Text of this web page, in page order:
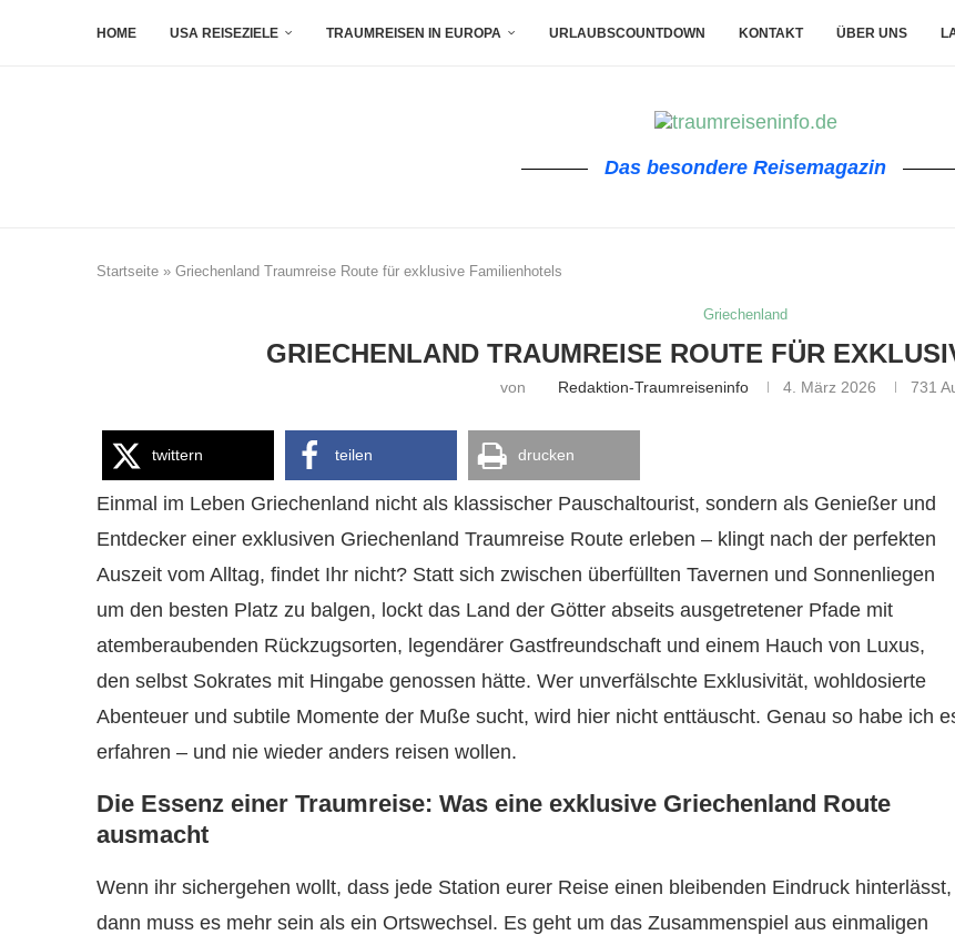
HOME USA REISEZIELE TRAUMREISEN IN EUROPA URLAUBSCOUNTDOWN KONTAKT ÜBER UNS
Das besondere Reisemagazin
Startseite » Griechenland Traumreise Route für exklusive Familienhotels
Griechenland
GRIECHENLAND TRAUMREISE ROUTE FÜR
von Redaktion-Traumreiseninfo 4. März 2026 731
twittern teilen drucken
Einmal im Leben Griechenland nicht als klassischer Pauschaltourist, sondern als Genießer und
Entdecker einer exklusiven Griechenland Traumreise Route erleben – klingt nach der perfekten
Auszeit vom Alltag, findet Ihr nicht? Statt sich zwischen überfüllten Tavernen und Sonnenliegen
um den besten Platz zu balgen, lockt das Land der Götter abseits ausgetretener Pfade mit
atemberaubenden Rückzugsorten, legendärer Gastfreundschaft und einem Hauch von Luxus,
den selbst Sokrates mit Hingabe genossen hätte. Wer unverfälschte Exklusivität, wohldosierte
Abenteuer und subtile Momente der Muße sucht, wird hier nicht enttäuscht. Genau so habe ich
erfahren – und nie wieder anders reisen wollen.
Die Essenz einer Traumreise: Was eine exklusive Griechenland Route
ausmacht
Wenn ihr sichergehen wollt, dass jede Station eurer Reise einen bleibenden Eindruck hinterlässt,
dann muss es mehr sein als ein Ortswechsel. Es geht um das Zusammenspiel aus einmaligen